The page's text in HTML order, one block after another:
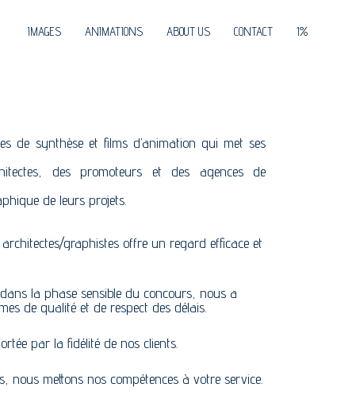
IMAGES ANIMATIONS ABOUT US CONTACT 1%
de synthèse et films d’animation qui met ses
des promoteurs et des agences de
de leurs projets.
graphistes offre un regard efficace et
la phase sensible du concours, nous a
de qualité et de respect des délais.
par la fidélité de nos clients.
nous mettons nos compétences à votre service.